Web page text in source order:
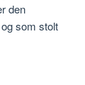
den
som stolt